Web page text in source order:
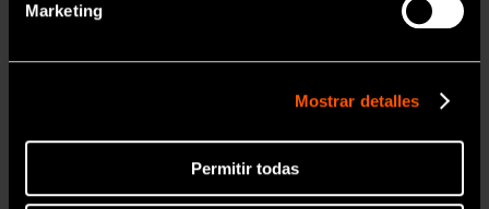
Marketing
Mostrar detalles
Permitir todas